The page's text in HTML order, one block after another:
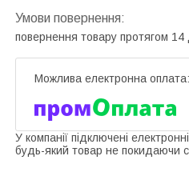
повернення товару протягом 14
У компанії підключені
будь-який товар не покидаючи